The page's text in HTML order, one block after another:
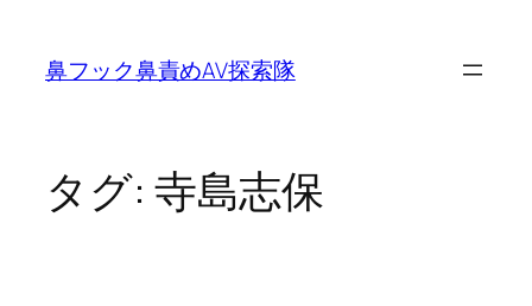
鼻フック鼻責めAV探索隊
タグ: 寺島志保